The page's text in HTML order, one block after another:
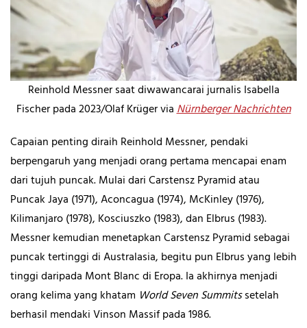
Reinhold Messner saat diwawancarai jurnalis Isabella
Fischer pada 2023/Olaf Krüger viaNürnberger Nachrichten
Capaian penting diraih Reinhold Messner, pendaki
berpengaruh yang menjadi orang pertama mencapai enam
dari tujuh puncak. Mulai dari Carstensz Pyramid atau
Puncak Jaya (1971), Aconcagua (1974), McKinley (1976),
Kilimanjaro (1978), Kosciuszko (1983), dan Elbrus (1983).
Messner kemudian menetapkan Carstensz Pyramid sebagai
puncak tertinggi di Australasia, begitu pun Elbrus yang lebih
tinggi daripada Mont Blanc di Eropa. Ia akhirnya menjadi
orang kelima yang khatam World Seven Summitssetelah
berhasil mendaki Vinson Massif pada 1986.